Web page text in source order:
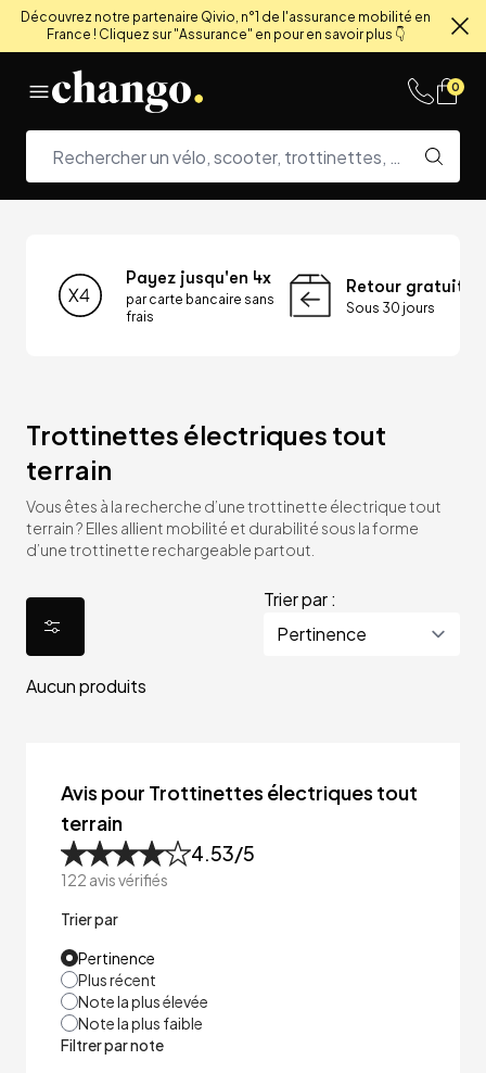
Découvrez notre partenaire Qivio, n°1 de l'assurance mobilité en
France ! Cliquez sur "Assurance" en pour en savoir plus 👇
0
Payez jusqu'en 4x
par carte bancaire sans
frais
Retour gratuit
Sous 30 jours
Trottinettes électriques tout
terrain
Vous êtes à la recherche d’une trottinette électrique tout
terrain ? Elles allient mobilité et durabilité sous la forme
d’une trottinette rechargeable partout.
Trier par :
Aucun produits
Avis pour Trottinettes électriques tout
terrain
4.53/5
122 avis vérifiés
Trier par
Pertinence
Plus récent
Note la plus élevée
Note la plus faible
Filtrer par note